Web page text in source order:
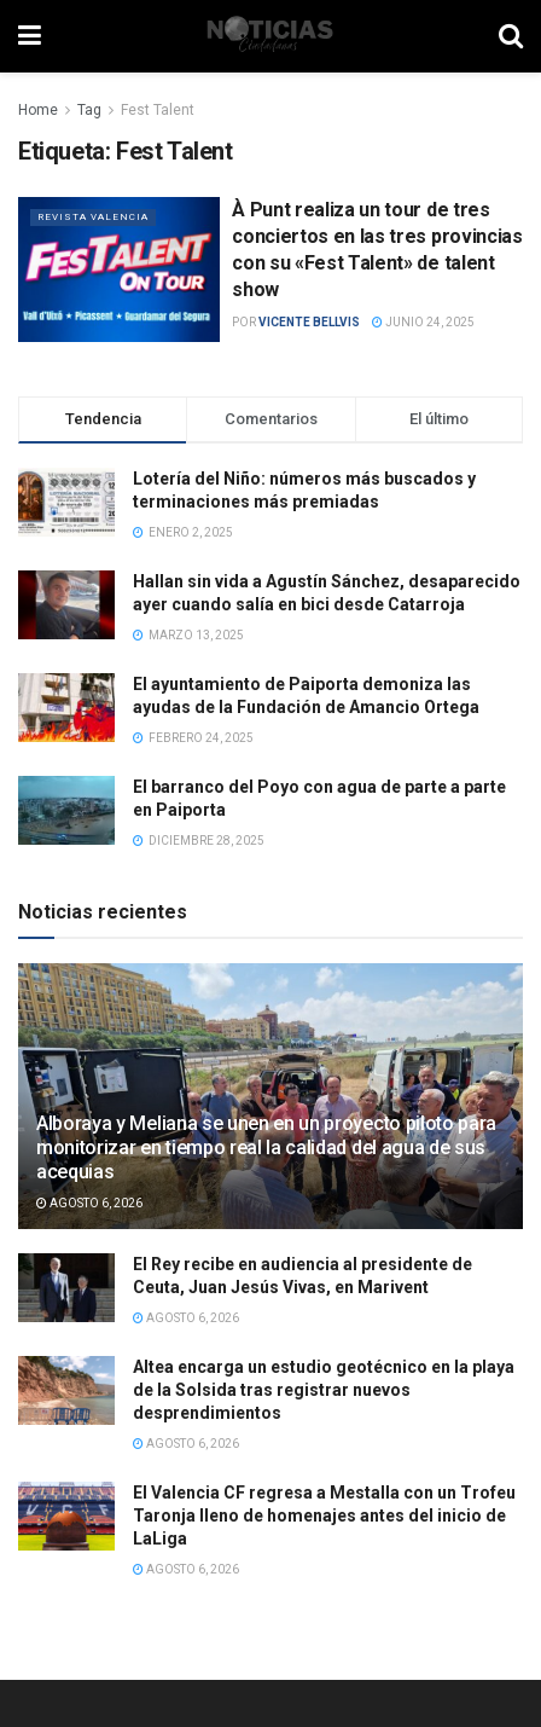
Home Tag Fest Talent
Etiqueta: Fest Talent
REVISTA VALENCIA
À Punt realiza un tour de tres
conciertos en las tres provincias
con su «Fest Talent» de talent
show
PORVICENTE BELLVIS JUNIO 24, 2025
Tendencia Comentarios El último
Lotería del Niño: números más buscados y
terminaciones más premiadas
ENERO 2, 2025
Hallan sin vida a Agustín Sánchez, desaparecido
ayer cuando salía en bici desde Catarroja
MARZO 13, 2025
El ayuntamiento de Paiporta demoniza las
ayudas de la Fundación de Amancio Ortega
FEBRERO 24, 2025
El barranco del Poyo con agua de parte a parte
en Paiporta
DICIEMBRE 28, 2025
Noticias recientes
Alboraya y Meliana se unen en un proyecto piloto para
monitorizar en tiempo real la calidad del agua de sus
acequias
AGOSTO 6, 2026
El Rey recibe en audiencia al presidente de
Ceuta, Juan Jesús Vivas, en Marivent
AGOSTO 6, 2026
Altea encarga un estudio geotécnico en la playa
de la Solsida tras registrar nuevos
desprendimientos
AGOSTO 6, 2026
El Valencia CF regresa a Mestalla con un Trofeu
Taronja lleno de homenajes antes del inicio de
LaLiga
AGOSTO 6, 2026